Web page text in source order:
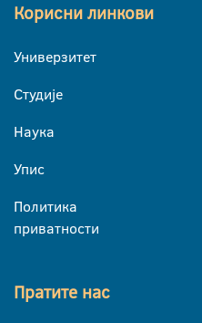
Корисни линкови
Универзитет
Студије
Наука
Упис
Политика
приватности
Пратите нас